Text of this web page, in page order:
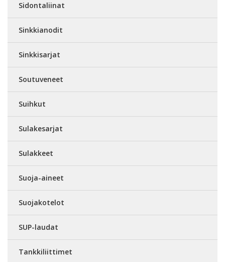
Sidontaliinat
Sinkkianodit
Sinkkisarjat
Soutuveneet
Suihkut
Sulakesarjat
Sulakkeet
Suoja-aineet
Suojakotelot
SUP-laudat
Tankkiliittimet